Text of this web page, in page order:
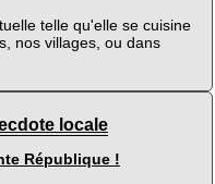
telle qu'elle se cuisine
nos villages, ou dans
locale
République !